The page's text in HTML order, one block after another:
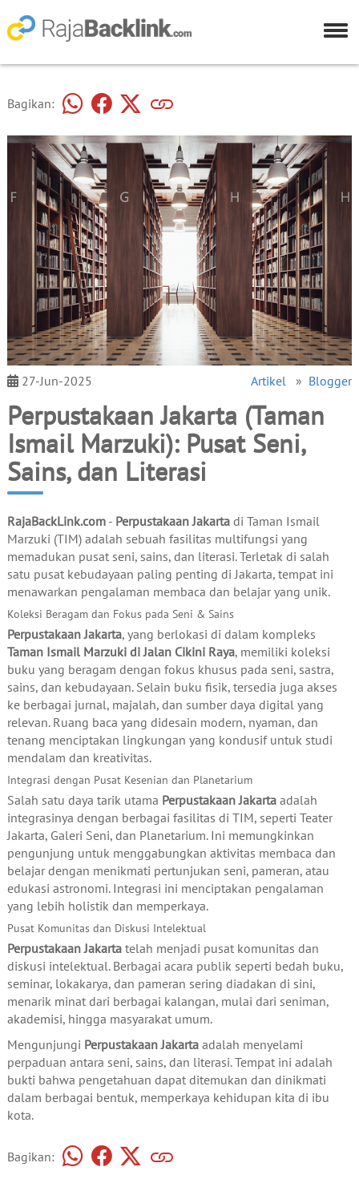
Bagikan:
27-Jun-2025 Artikel » Blogger
Perpustakaan Jakarta (Taman
Ismail Marzuki): Pusat Seni,
Sains, dan Literasi
RajaBackLink.com- Perpustakaan Jakartadi Taman Ismail
Marzuki (TIM) adalah sebuah fasilitas multifungsi yang
memadukan pusat seni, sains, dan literasi. Terletak di salah
satu pusat kebudayaan paling penting di Jakarta, tempat ini
menawarkan pengalaman membaca dan belajar yang unik.
Koleksi Beragam dan Fokus pada Seni & Sains
Perpustakaan Jakarta, yang berlokasi di dalam kompleks
Taman Ismail Marzuki di Jalan Cikini Raya, memiliki koleksi
buku yang beragam dengan fokus khusus pada seni, sastra,
sains, dan kebudayaan. Selain buku fisik, tersedia juga akses
ke berbagai jurnal, majalah, dan sumber daya digital yang
relevan. Ruang baca yang didesain modern, nyaman, dan
tenang menciptakan lingkungan yang kondusif untuk studi
mendalam dan kreativitas.
Integrasi dengan Pusat Kesenian dan Planetarium
Salah satu daya tarik utama Perpustakaan Jakartaadalah
integrasinya dengan berbagai fasilitas di TIM, seperti Teater
Jakarta, Galeri Seni, dan Planetarium. Ini memungkinkan
pengunjung untuk menggabungkan aktivitas membaca dan
belajar dengan menikmati pertunjukan seni, pameran, atau
edukasi astronomi. Integrasi ini menciptakan pengalaman
yang lebih holistik dan memperkaya.
Pusat Komunitas dan Diskusi Intelektual
Perpustakaan Jakartatelah menjadi pusat komunitas dan
diskusi intelektual. Berbagai acara publik seperti bedah buku,
seminar, lokakarya, dan pameran sering diadakan di sini,
menarik minat dari berbagai kalangan, mulai dari seniman,
akademisi, hingga masyarakat umum.
Mengunjungi Perpustakaan Jakartaadalah menyelami
perpaduan antara seni, sains, dan literasi. Tempat ini adalah
bukti bahwa pengetahuan dapat ditemukan dan dinikmati
dalam berbagai bentuk, memperkaya kehidupan kita di ibu
kota.
Bagikan: